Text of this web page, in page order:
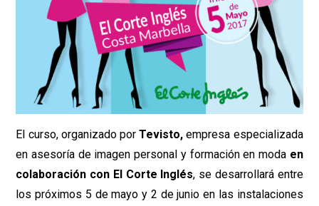
El curso, organizado por Tevisto, empresa especializada
en asesoría de imagen personal y formación en moda en
colaboración con El Corte Inglés, se desarrollará entre
los próximos 5 de mayo y 2 de junio en las instalaciones